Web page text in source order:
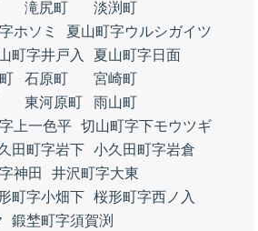
滝尻町
淡渕町
ホソミ
夏山町字ウルシガイツ
町字井戸入
夏山町字日面
石原町
宮崎町
東河原町
雨山町
上一色平 切山町字下モウツギ
田町字岩下 小久田町字岩倉
神田
井沢町字大東
町字小畑下 桜形町字西ノ入
鍛埜町字須賀渕